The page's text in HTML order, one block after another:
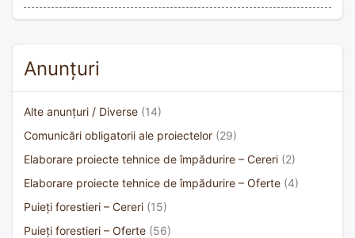
Anunțuri
Alte anunțuri / Diverse (14)
Comunicări obligatorii ale proiectelor (29)
Elaborare proiecte tehnice de împădurire – Cereri (2)
Elaborare proiecte tehnice de împădurire – Oferte (4)
Puieți forestieri – Cereri (15)
Puieți forestieri – Oferte (56)